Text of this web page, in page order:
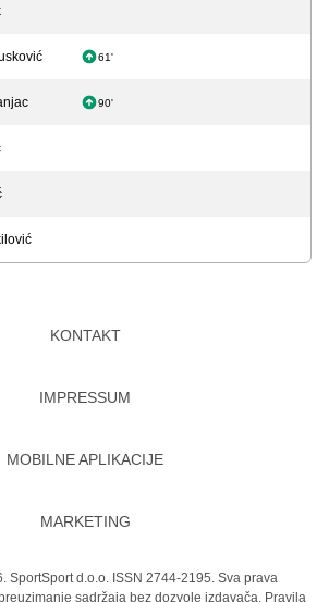
61'
90'
KONTAKT
IMPRESSUM
MOBILNE APLIKACIJE
MARKETING
SportSport d.o.o. ISSN 2744-2195. Sva prava
sadržaja bez dozvole izdavača. Pravila